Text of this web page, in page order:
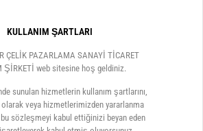
KULLANIM ŞARTLARI
ÇELİK PAZARLAMA SANAYİ TİCARET
ŞİRKETİ web sitesine hoş geldiniz.
sunulan hizmetlerin kullanım şartlarını,
veya hizmetlerimizden yararlanma
bu sözleşmeyi kabul ettiğinizi beyan eden